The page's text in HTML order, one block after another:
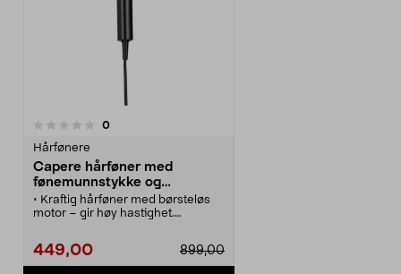
0anmeldelser
Hårfønere
Capere hårføner med
fønemunnstykke og
kaldluftsfunksjon, 2000 W
• Kraftig hårføner med børsteløs
motor – gir høy hastighet.
hastigheter til perfekt styling.
• Cool Shot-funksjon – fikserer
899,00
449,00